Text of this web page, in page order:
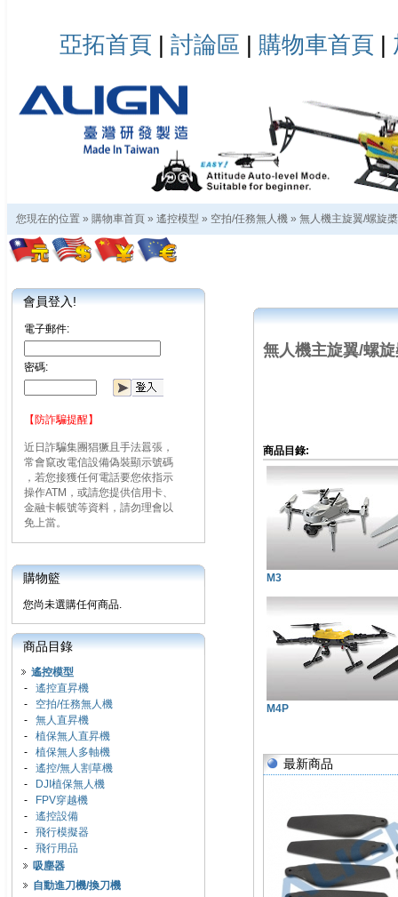
亞拓首頁 | 討論區 | 購物車首頁 |
您現在的位置 » 購物車首頁 » 遙控模型 » 空拍/任務無人機 » 無人機主旋翼/螺旋槳
會員登入!
電子郵件:
密碼:
【防詐騙提醒】
近日詐騙集團猖獗且手法囂張，
常會竄改電信設備偽裝顯示號碼
，若您接獲任何電話要您依指示
操作ATM，或請您提供信用卡、
金融卡帳號等資料，請勿理會以
免上當。
購物籃
您尚未選購任何商品.
商品目錄
遙控模型
- 遙控直昇機
- 空拍/任務無人機
- 無人直昇機
- 植保無人直昇機
- 植保無人多軸機
- 遙控/無人割草機
-
DJI植保無人機
-
FPV穿越機
- 遙控設備
- 飛行模擬器
- 飛行用品
吸塵器
自動進刀機/換刀機
無人機主旋翼/螺
商品目錄:
M3
M4P
最新商品